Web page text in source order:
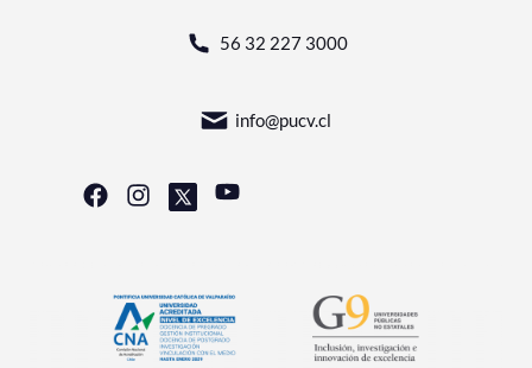
56 32 227 3000
info@pucv.cl